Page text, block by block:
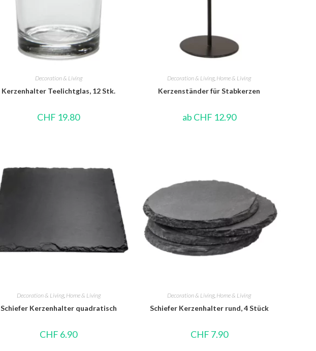
Decoration & Living
Kerzenhalter Teelichtglas, 12 Stk.
CHF 19.80
Decoration & Living, Home & Living
Kerzenständer für Stabkerzen
ab CHF 12.90
Decoration & Living, Home & Living
Schiefer Kerzenhalter quadratisch
CHF 6.90
Decoration & Living, Home & Living
Schiefer Kerzenhalter rund, 4 Stück
CHF 7.90